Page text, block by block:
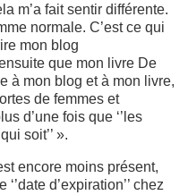
m’a fait sentir différente.
normale. C’est ce qui
mon blog
que mon livre De
à mon blog et à mon livre,
de femmes et
d’une fois que ‘’les
soit’’ ».
encore moins présent,
d’expiration’’ chez